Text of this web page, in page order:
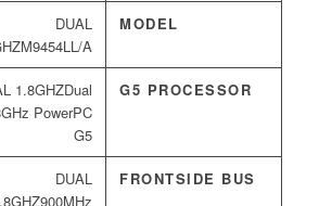
MODEL
M9454LL/A
G5 PROCESSOR
Dual
PowerPC
G5
FRONTSIDE BUS
900MHz